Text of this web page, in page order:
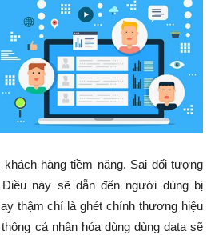
khách hàng tiềm năng. Sai đối tượng
này sẽ dẫn đến người dùng bị
thậm chí là ghét chính thương hiệu
cá nhân hóa dùng dùng data sẽ